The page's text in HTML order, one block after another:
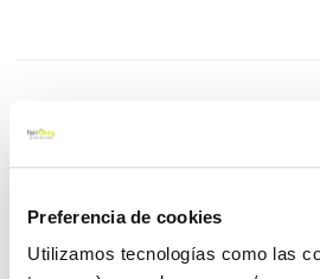
Preferencia de cookies
Utilizamos tecnologías como las